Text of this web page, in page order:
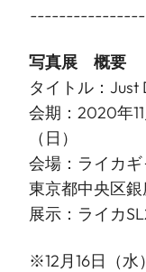
写真展 概要
タイトル：
会期：2020年
（日）
会場：ライカ
東京都中央区
展示：ライカ
※12月16日（水